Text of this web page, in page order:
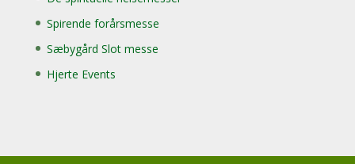
Spirende forårsmesse
Sæbygård Slot messe
Hjerte Events